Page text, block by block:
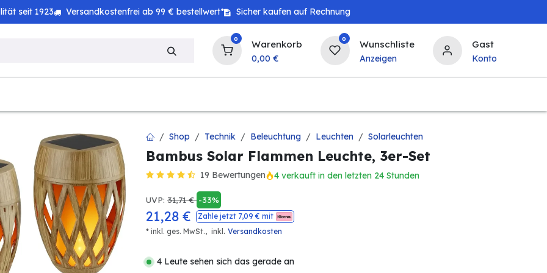
seit 1923 Versandkostenfrei ab 99 € bestellwert* Sicher kaufen auf Rechnung
0 Warenkorb
0,00 €
0 Wunschliste
Anzeigen
Gast
Konto
Shop Technik Beleuchtung Leuchten Solarleuchten
Bambus Solar Flammen Leuchte, 3er-Set
19 Bewertungen 4 verkauft in den letzten 24 Stunden
UVP: 31,71€ -33%
21,28 € Zahle jetzt 7,09 € mit
* inkl. ges. MwSt., inkl . Versandkosten
4 Leute sehen sich das gerade an